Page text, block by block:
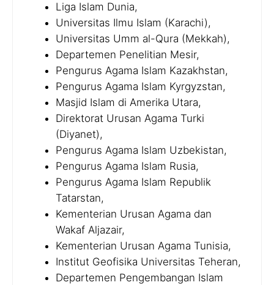
Liga Islam Dunia,
Universitas Ilmu Islam (Karachi),
Universitas Umm al-Qura (Mekkah),
Departemen Penelitian Mesir,
Pengurus Agama Islam Kazakhstan,
Pengurus Agama Islam Kyrgyzstan,
Masjid Islam di Amerika Utara,
Direktorat Urusan Agama Turki
(Diyanet),
Pengurus Agama Islam Uzbekistan,
Pengurus Agama Islam Rusia,
Pengurus Agama Islam Republik
Tatarstan,
Kementerian Urusan Agama dan
Wakaf Aljazair,
Kementerian Urusan Agama Tunisia,
Institut Geofisika Universitas Teheran,
Departemen Pengembangan Islam